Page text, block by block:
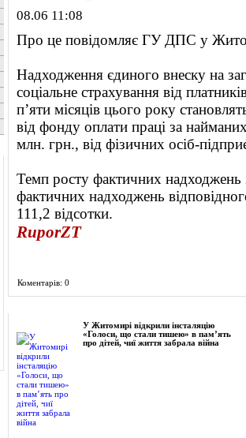
08.06 11:08
Про це повідомляє ГУ ДПС у
Надходження єдиного внеску на
соціальне страхування від
п’яти місяців цього року
від фонду оплати праці за
млн. грн., від фізичних осіб-
Темп росту фактичних надходжень
фактичних надходжень
111,2 відсотки.
RuporZT
Коментарів: 0
У Житомирі відкрили інсталяцію
«Голоси, що стали тишею» в пам’ять
про дітей, чиї життя забрала війна